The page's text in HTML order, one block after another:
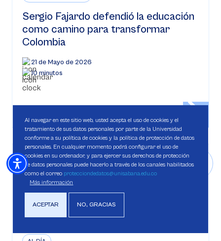
Sergio Fajardo defendió la educación
como camino para transformar
Colombia
21 de Mayo de 2026
10 minutos
Al navegar en este sitio web, usted acepta el uso de cookies y el
tratamiento de sus datos personales por parte de la Universidad
conforme a su política de cookies y la política de protección de datos
personales. En cualquier momento podrá configurar el uso de
cookies en su ordenador, y para ejercer sus derechos de protección
de datos personales puede hacerlo a través de los canales habilitados
como el correo protecciondedatos@unisabana.edu.co
Más información
ACEPTAR NO, GRACIAS